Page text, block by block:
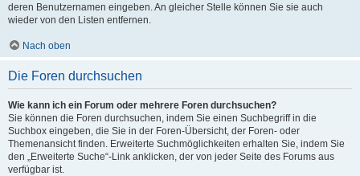
deren Benutzernamen eingeben. An gleicher Stelle können Sie sie auch
wieder von den Listen entfernen.
Nach oben
Die Foren durchsuchen
Wie kann ich ein Forum oder mehrere Foren durchsuchen?
Sie können die Foren durchsuchen, indem Sie einen Suchbegriff in die
Suchbox eingeben, die Sie in der Foren-Übersicht, der Foren- oder
Themenansicht finden. Erweiterte Suchmöglichkeiten erhalten Sie, indem Sie
den „Erweiterte Suche“-Link anklicken, der von jeder Seite des Forums aus
verfügbar ist.